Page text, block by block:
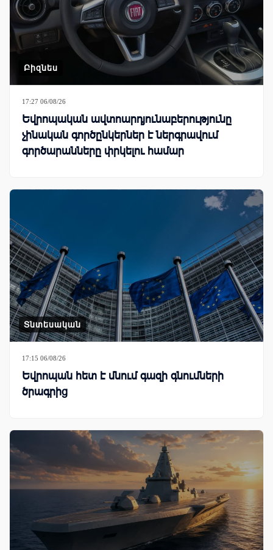
Բիզնես
17:27 06/08/26
Եվրոպական ավտոարդյունաբերությունը
չինական գործընկերներ է ներգրավում
գործարանները փրկելու համար
Տնտեսական
17:15 06/08/26
Եվրոպան հետ է մնում գազի գնումների
ծրագրից